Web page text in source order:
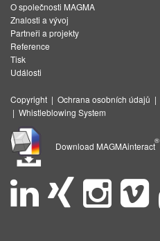
O společnosti MAGMA
Znalosti a vývoj
Partneři a projekty
Reference
Tisk
Události
Copyright | Ochrana osobních údajů |
| Whistleblowing System
Download MAGMAinteract
®